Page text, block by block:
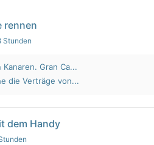
rennen
Stunden
Gran Ca...
die Verträge von...
dem Handy